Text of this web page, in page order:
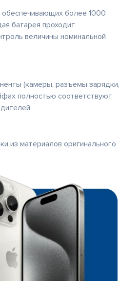
более 1000
батарея проходит
величины номинальной
(камеры, разъемы зарядки,
полностью соответствуют
из материалов оригинального